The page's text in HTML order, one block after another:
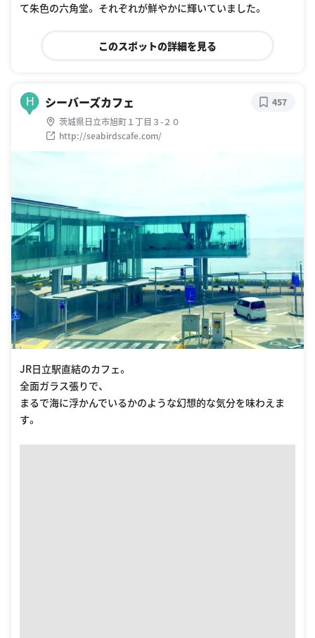
て朱色の六角堂。 それぞれが鮮やかに輝いていました。
このスポットの詳細を見る
H シーバーズカフェ
茨城県日立市旭町１丁目３-２０
http://seabirdscafe.com/
457
JR日立駅直結のカフェ。
全面ガラス張りで、
まるで海に浮かんでいるかのような幻想的な気分を味わえま
す。